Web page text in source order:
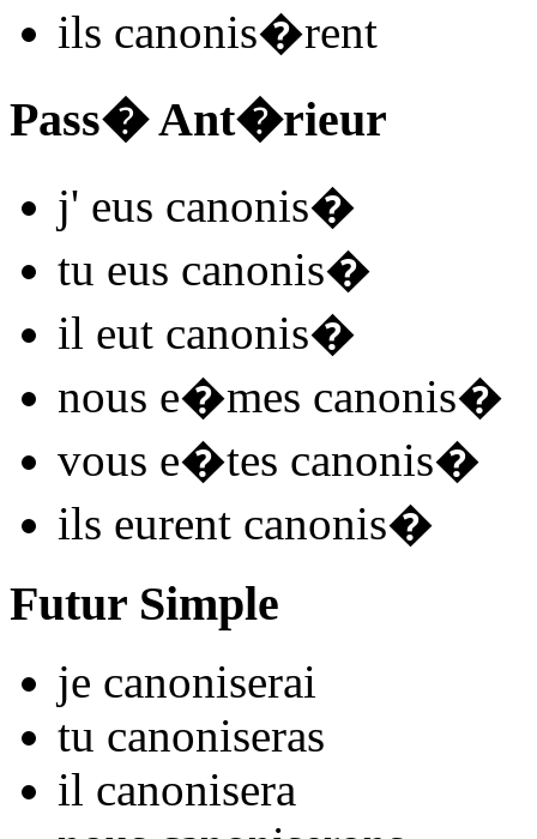
ils canonis�rent
Pass� Ant�rieur
j' eus canonis�
tu eus canonis�
il eut canonis�
nous e�mes canonis�
vous e�tes canonis�
ils eurent canonis�
Futur Simple
je canoniserai
tu canoniseras
il canonisera